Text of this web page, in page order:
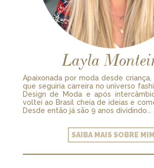
Layla
Apaixonada por moda desde
que seguiria carreira no universo
Design de Moda e após
voltei ao Brasil cheia de ideias e
Desde então já são 9 anos dividindo...
SAIBA MAIS SOBRE MIM